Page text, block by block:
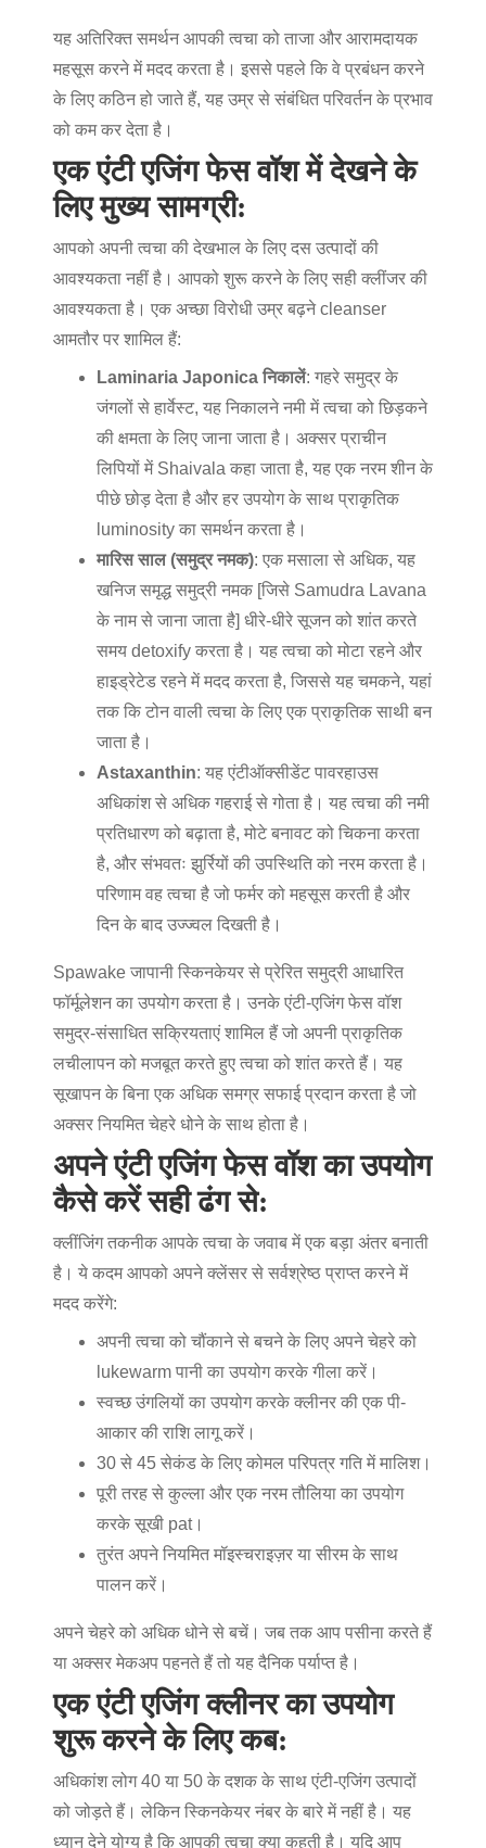
यह अतिरिक्त समर्थन आपकी त्वचा को ताजा और आरामदायक
महसूस करने में मदद करता है। इससे पहले कि वे प्रबंधन करने
के लिए कठिन हो जाते हैं, यह उम्र से संबंधित परिवर्तन के प्रभाव
को कम कर देता है।
एक एंटी एजिंग फेस वॉश में देखने के
लिए मुख्य सामग्री:
आपको अपनी त्वचा की देखभाल के लिए दस उत्पादों की
आवश्यकता नहीं है। आपको शुरू करने के लिए सही क्लींजर की
आवश्यकता है। एक अच्छा विरोधी उम्र बढ़ने cleanser
आमतौर पर शामिल हैं:
Laminaria Japonica निकालें: गहरे समुद्र के
जंगलों से हार्वेस्ट, यह निकालने नमी में त्वचा को छिड़कने
की क्षमता के लिए जाना जाता है। अक्सर प्राचीन
लिपियों में Shaivala कहा जाता है, यह एक नरम शीन के
पीछे छोड़ देता है और हर उपयोग के साथ प्राकृतिक
luminosity का समर्थन करता है।
मारिस साल (समुद्र नमक): एक मसाला से अधिक, यह
खनिज समृद्ध समुद्री नमक [जिसे Samudra Lavana
के नाम से जाना जाता है] धीरे-धीरे सूजन को शांत करते
समय detoxify करता है। यह त्वचा को मोटा रहने और
हाइड्रेटेड रहने में मदद करता है, जिससे यह चमकने, यहां
तक कि टोन वाली त्वचा के लिए एक प्राकृतिक साथी बन
जाता है।
Astaxanthin: यह एंटीऑक्सीडेंट पावरहाउस
अधिकांश से अधिक गहराई से गोता है। यह त्वचा की नमी
प्रतिधारण को बढ़ाता है, मोटे बनावट को चिकना करता
है, और संभवतः झुर्रियों की उपस्थिति को नरम करता है।
परिणाम वह त्वचा है जो फर्मर को महसूस करती है और
दिन के बाद उज्ज्वल दिखती है।
Spawake जापानी स्किनकेयर से प्रेरित समुद्री आधारित
फॉर्मूलेशन का उपयोग करता है। उनके एंटी-एजिंग फेस वॉश
समुद्र-संसाधित सक्रियताएं शामिल हैं जो अपनी प्राकृतिक
लचीलापन को मजबूत करते हुए त्वचा को शांत करते हैं। यह
सूखापन के बिना एक अधिक समग्र सफाई प्रदान करता है जो
अक्सर नियमित चेहरे धोने के साथ होता है।
अपने एंटी एजिंग फेस वॉश का उपयोग
कैसे करें सही ढंग से:
क्लींजिंग तकनीक आपके त्वचा के जवाब में एक बड़ा अंतर बनाती
है। ये कदम आपको अपने क्लेंसर से सर्वश्रेष्ठ प्राप्त करने में
मदद करेंगे:
अपनी त्वचा को चौंकाने से बचने के लिए अपने चेहरे को
lukewarm पानी का उपयोग करके गीला करें।
स्वच्छ उंगलियों का उपयोग करके क्लीनर की एक पी-
आकार की राशि लागू करें।
30 से 45 सेकंड के लिए कोमल परिपत्र गति में मालिश।
पूरी तरह से कुल्ला और एक नरम तौलिया का उपयोग
करके सूखी pat।
तुरंत अपने नियमित मॉइस्चराइज़र या सीरम के साथ
पालन करें।
अपने चेहरे को अधिक धोने से बचें। जब तक आप पसीना करते हैं
या अक्सर मेकअप पहनते हैं तो यह दैनिक पर्याप्त है।
एक एंटी एजिंग क्लीनर का उपयोग
शुरू करने के लिए कब:
अधिकांश लोग 40 या 50 के दशक के साथ एंटी-एजिंग उत्पादों
को जोड़ते हैं। लेकिन स्किनकेयर नंबर के बारे में नहीं है। यह
ध्यान देने योग्य है कि आपकी त्वचा क्या कहती है। यदि आप